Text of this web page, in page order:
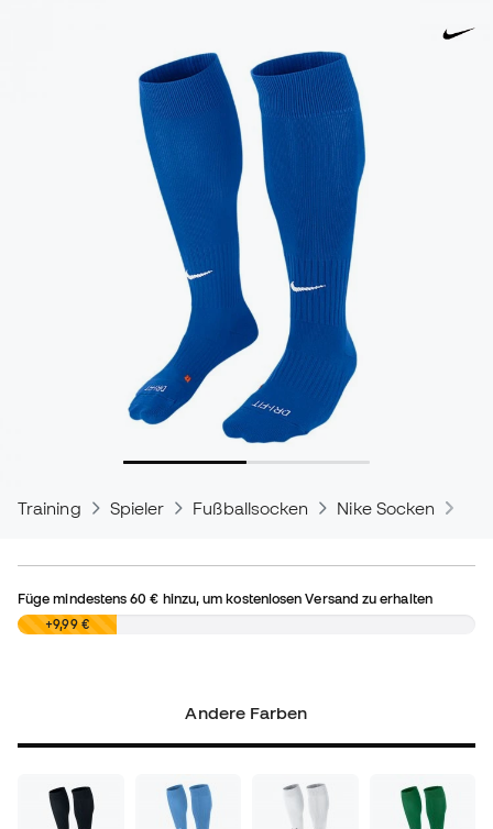
Training Spieler Fußballsocken Nike Socken
Füge mindestens60 € hinzu, um kostenlosen Versand zu erhalten
0,00 €+9,99 €
Andere Farben